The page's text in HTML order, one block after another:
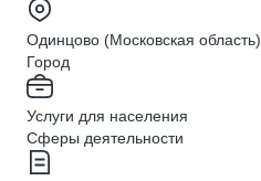
Одинцово (Московская область)
Город
Услуги для населения
Сферы деятельности